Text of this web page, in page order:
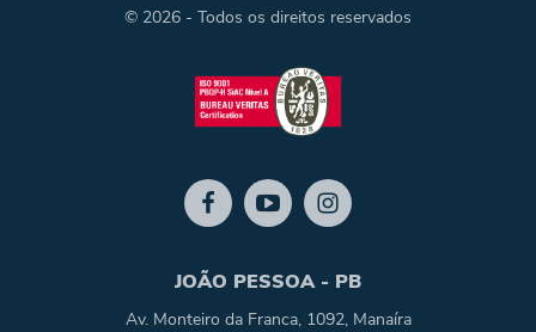
© 2026 - Todos os direitos reservados
JOÃO PESSOA - PB
Av. Monteiro da Franca, 1092, Manaíra